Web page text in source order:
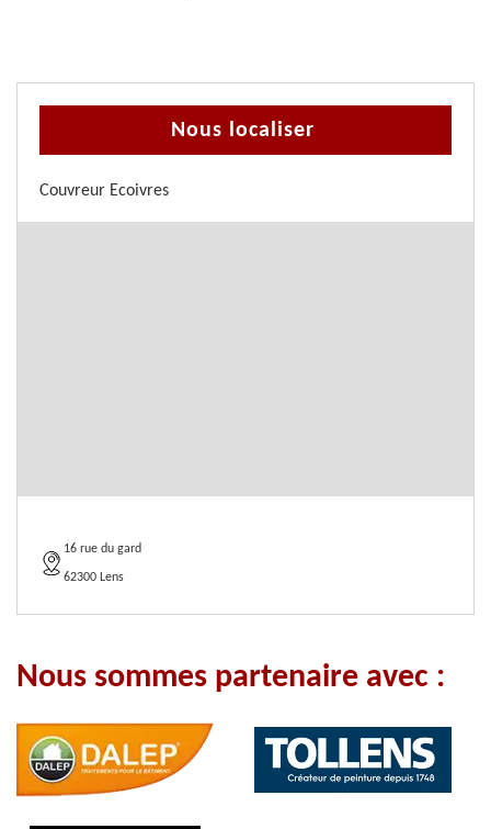
Nous localiser
Couvreur Ecoivres
16 rue du gard
62300 Lens
Nous sommes partenaire avec :